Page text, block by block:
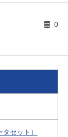
0
セット）